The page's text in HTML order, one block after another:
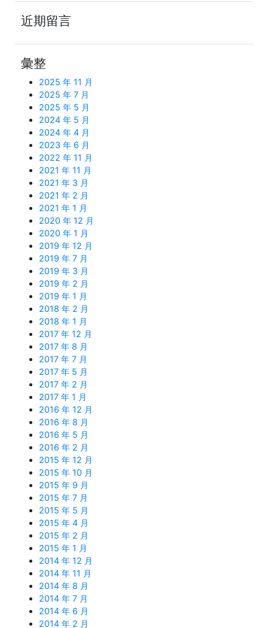
近期留言
彙整
2025 年 11 月
2025 年 7 月
2025 年 5 月
2024 年 5 月
2024 年 4 月
2023 年 6 月
2022 年 11 月
2021 年 11 月
2021 年 3 月
2021 年 2 月
2021 年 1 月
2020 年 12 月
2020 年 1 月
2019 年 12 月
2019 年 7 月
2019 年 3 月
2019 年 2 月
2019 年 1 月
2018 年 2 月
2018 年 1 月
2017 年 12 月
2017 年 8 月
2017 年 7 月
2017 年 5 月
2017 年 2 月
2017 年 1 月
2016 年 12 月
2016 年 8 月
2016 年 5 月
2016 年 2 月
2015 年 12 月
2015 年 10 月
2015 年 9 月
2015 年 7 月
2015 年 5 月
2015 年 4 月
2015 年 2 月
2015 年 1 月
2014 年 12 月
2014 年 11 月
2014 年 8 月
2014 年 7 月
2014 年 6 月
2014 年 2 月